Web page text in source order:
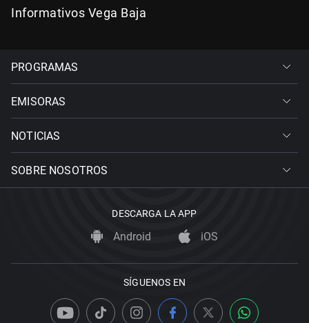
Informativos Vega Baja
PROGRAMAS
EMISORAS
NOTICIAS
SOBRE NOSOTROS
DESCARGA LA APP
Android iOS
SÍGUENOS EN